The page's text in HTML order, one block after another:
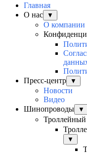
Главная
О нас
▼
О компании
Пресс-центр
▼
Новости
Видео
Шинопроводы
▼
▼